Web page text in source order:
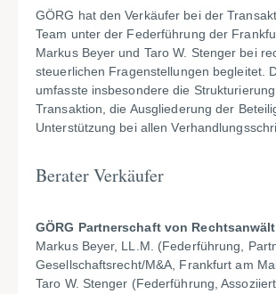
GÖRG hat den Verkäufer bei der
Team unter der Federführung der
Markus Beyer und Taro W. Stenger bei
steuerlichen Fragenstellungen begleitet.
umfasste insbesondere die
Transaktion, die Ausgliederung der
Unterstützung bei allen
Berater Verkäufer
GÖRG Partnerschaft von
Markus Beyer, LL.M. (Federführung,
Gesellschaftsrecht/M&A, Frankfurt am
Taro W. Stenger (Federführung,